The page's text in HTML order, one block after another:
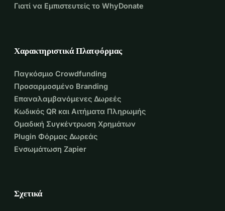
Γιατί να Εμπιστευτείς το WhyDonate
Χαρακτηριστικά Πλατφόρμας
Παγκόσμιο Crowdfunding
Προσαρμοσμένο Branding
Επαναλαμβανόμενες Δωρεές
Κωδικός QR και Αιτήματα Πληρωμής
Ομαδική Συγκέντρωση Χρημάτων
Plugin Φόρμας Δωρεάς
Ενσωμάτωση Zapier
Σχετικά